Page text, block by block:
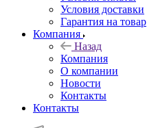
Условия доставки
Гарантия на товар
Компания
Назад
Компания
О компании
Новости
Контакты
Контакты